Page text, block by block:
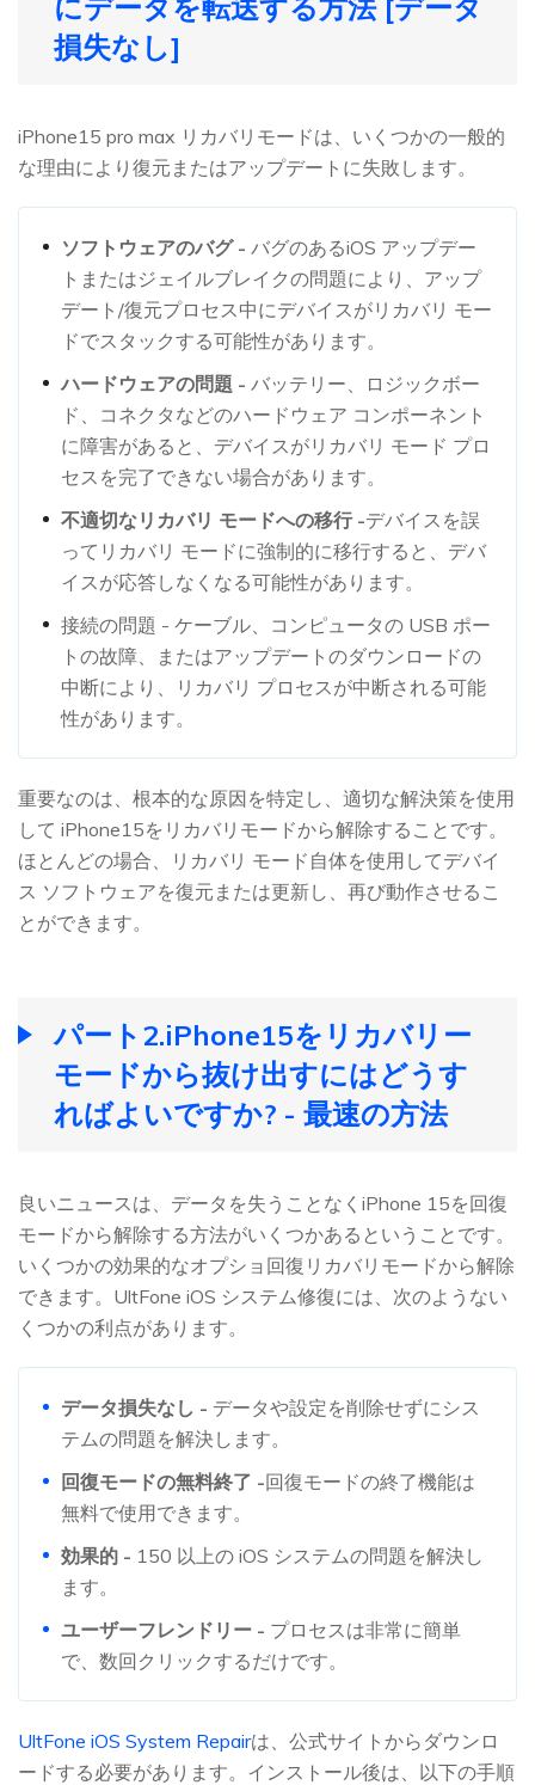
にデータを転送する方法 [データ
損失なし]
iPhone15 pro max リカバリモードは、いくつかの一般的
な理由により復元またはアップデートに失敗します。
ソフトウェアのバグ - バグのあるiOS アップデー
トまたはジェイルブレイクの問題により、アップ
デート/復元プロセス中にデバイスがリカバリ モー
ドでスタックする可能性があります。
ハードウェアの問題 - バッテリー、ロジックボー
ド、コネクタなどのハードウェア コンポーネント
に障害があると、デバイスがリカバリ モード プロ
セスを完了できない場合があります。
不適切なリカバリ モードへの移行 -デバイスを誤
ってリカバリ モードに強制的に移行すると、デバ
イスが応答しなくなる可能性があります。
接続の問題 - ケーブル、コンピュータの USB ポー
トの故障、またはアップデートのダウンロードの
中断により、リカバリ プロセスが中断される可能
性があります。
重要なのは、根本的な原因を特定し、適切な解決策を使用
して iPhone15をリカバリモードから解除することです。
ほとんどの場合、リカバリ モード自体を使用してデバイ
ス ソフトウェアを復元または更新し、再び動作させるこ
とができます。
パート2.iPhone15をリカバリー
モードから抜け出すにはどうす
ればよいですか? - 最速の方法
良いニュースは、データを失うことなくiPhone 15を回復
モードから解除する方法がいくつかあるということです。
いくつかの効果的なオプショ回復リカバリモードから解除
できます。UltFone iOS システム修復には、次のようない
くつかの利点があります。
データ損失なし - データや設定を削除せずにシス
テムの問題を解決します。
回復モードの無料終了 -回復モードの終了機能は
無料で使用できます。
効果的 - 150 以上の iOS システムの問題を解決し
ます。
ユーザーフレンドリー - プロセスは非常に簡単
で、数回クリックするだけです。
UltFone iOS System Repairは、公式サイトからダウンロ
ードする必要があります。インストール後は、以下の手順